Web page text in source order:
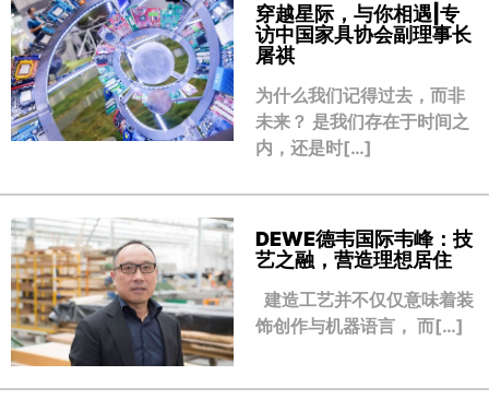
穿越星际，与你相遇|专
访中国家具协会副理事长
屠祺
为什么我们记得过去，而非
未来？ 是我们存在于时间之
内，还是时[…]
DEWE德韦国际韦峰：技
艺之融，营造理想居住
建造工艺并不仅仅意味着装
饰创作与机器语言， 而[…]